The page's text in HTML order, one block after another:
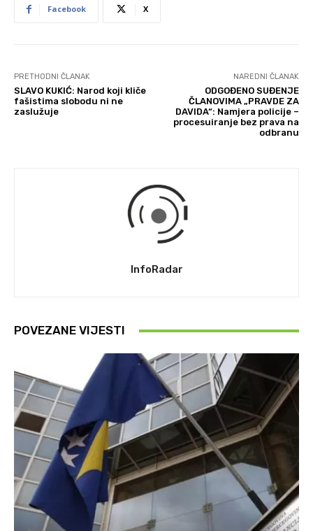
Facebook X
PRETHODNI ČLANAK
SLAVO KUKIĆ: Narod koji kliče
fašistima slobodu ni ne
zaslužuje
NAREDNI ČLANAK
ODGOĐENO SUĐENJE
ČLANOVIMA „PRAVDE ZA
DAVIDA“: Namjera policije –
procesuiranje bez prava na
odbranu
InfoRadar
POVEZANE VIJESTI